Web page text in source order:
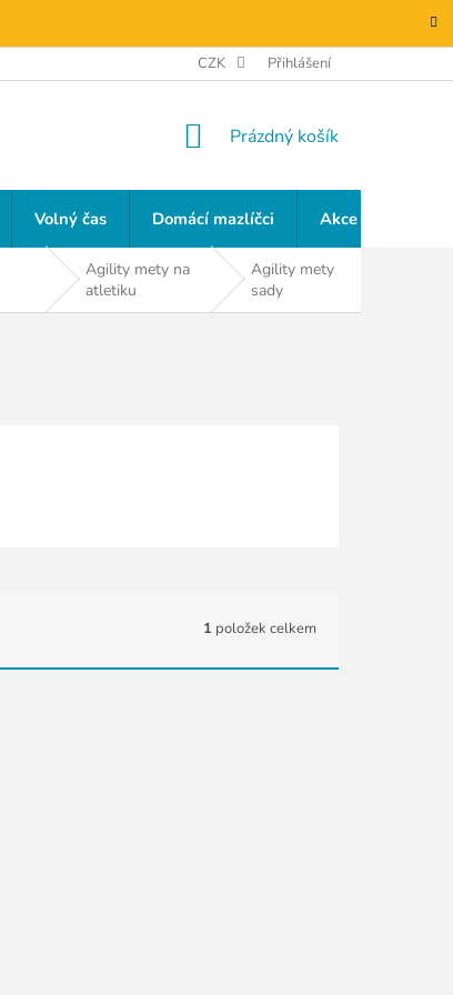
CZK Přihlášení
NÁKUPNÍ
Prázdný košík
Volný čas Domácí mazlíčci Akce a slevy
Agility mety na
atletiku
Agility mety
sady
1 položek celkem